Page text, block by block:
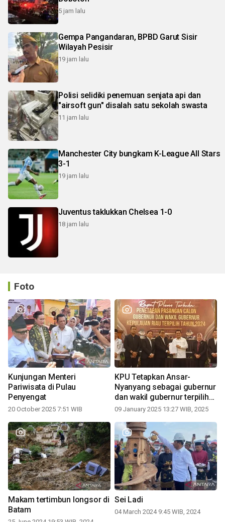
5 jam lalu
Gempa Pangandaran, BPBD Garut Sisir
Wilayah Pesisir
19 jam lalu
Polisi selidiki penemuan senjata api dan
"airsoft gun" disalah satu sekolah swasta
11 jam lalu
Manchester City bungkam K-League All Stars
3-1
19 jam lalu
Juventus taklukkan Chelsea 1-0
18 jam lalu
Foto
Kunjungan Menteri
Pariwisata di Pulau
Penyengat
20 October 2025 7:51 WIB
KPU Tetapkan Ansar-
Nyanyang sebagai gubernur
dan wakil gubernur terpilih
periode 2025-2030
09 January 2025 13:27 WIB, 2025
Makam tertimbun longsor di
Batam
Sei Ladi
04 March 2024 9:45 WIB, 2024